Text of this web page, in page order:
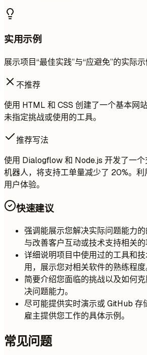
实用示例
展示项目“最佳实践”与“应避免”的实际示
不推荐
使用 HTML 和 CSS 创建了一个基本网
未指定挑战或使用的工具。
推荐写法
使用 Dialogflow 和 Node.js 开发了一个
机器人，将支持工单量减少了 20%。
用户体验。
快速建议
强调能展示您解决实际问题能力
与改善客户互动或技术支持相关的
详细说明项目中使用过的工具和
用，展示您对相关软件的熟练程度
简要介绍您面临的挑战以及如何
决问题能力。
尽可能提供实时演示或 GitHub 存
雇主提供您工作的具体示例。
常见问题